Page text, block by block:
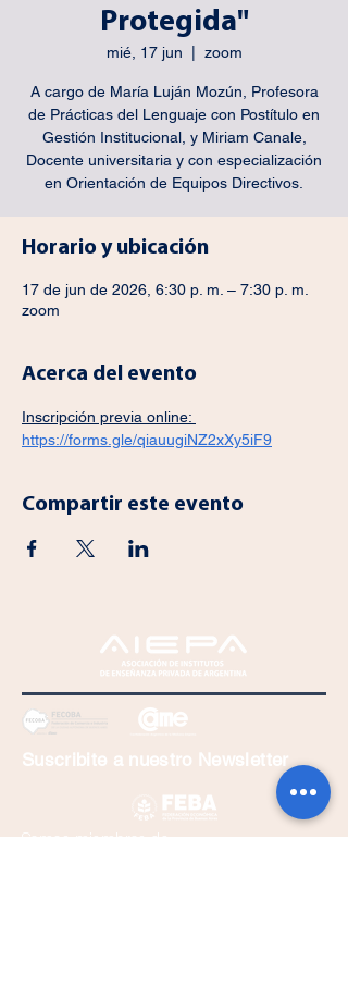
Protegida"
mié, 17 jun zoom
A cargo de María Luján Mozún, Profesora
de Prácticas del Lenguaje con Postítulo en
Gestión Institucional, y Miriam Canale,
Docente universitaria y con especialización
en Orientación de Equipos Directivos.
Horario y ubicación
17 de jun de 2026, 6:30 p. m. – 7:30 p. m.
zoom
Acerca del evento
Inscripción previa online:
https://forms.gle/qiauugiNZ2xXy5iF9
Compartir este evento
Suscribite a nuestro Newsletter
Somos miembros de